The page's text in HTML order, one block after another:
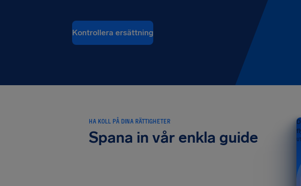
Kontrollera ersättning
HA KOLL PÅ DINA RÄTTIGHETER
Spana in vår enkla guide